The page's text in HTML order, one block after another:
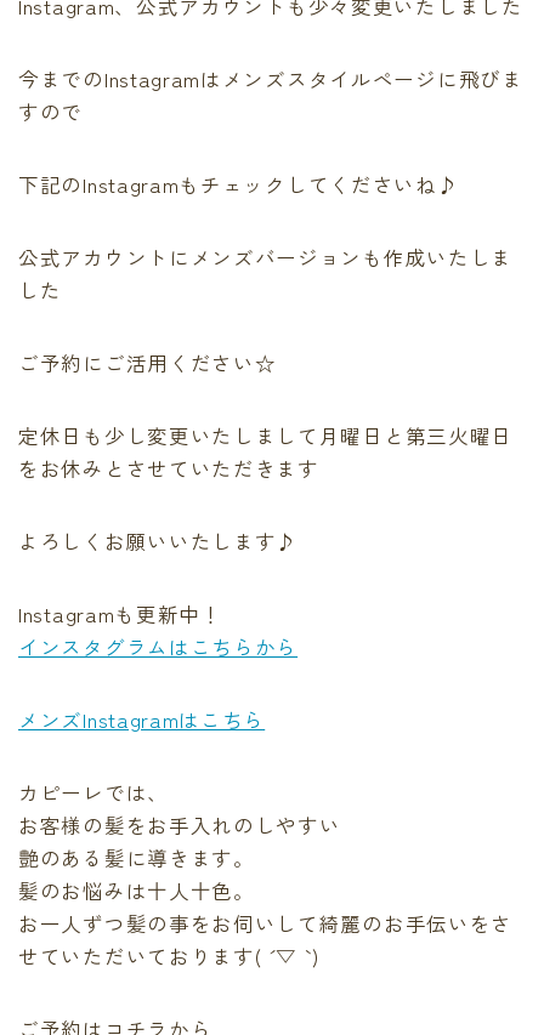
Instagram、公式アカウントも少々変更いたしました
今までのInstagramはメンズスタイルページに飛びま
すので
下記のInstagramもチェックしてくださいね♪
公式アカウントにメンズバージョンも作成いたしま
した
ご予約にご活用ください☆
定休日も少し変更いたしまして月曜日と第三火曜日
をお休みとさせていただきます
よろしくお願いいたします♪
Instagramも更新中！
インスタグラムはこちらから
メンズInstagramはこちら
カピーレでは、
お客様の髪をお手入れのしやすい
艶のある髪に導きます。
髪のお悩みは十人十色。
お一人ずつ髪の事をお伺いして綺麗のお手伝いをさ
せていただいております( ´ ▽ ` )